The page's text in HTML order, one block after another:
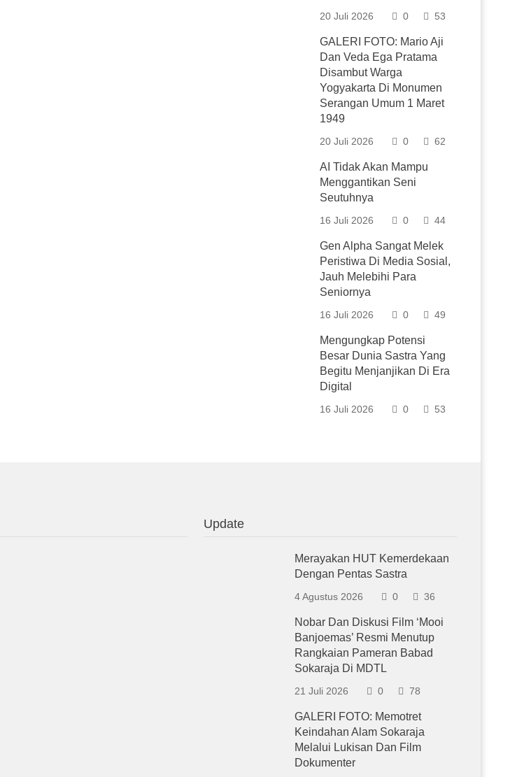
20 Juli 2026 0 53
GALERI FOTO: Mario Aji
Dan Veda Ega Pratama
Disambut Warga
Yogyakarta Di Monumen
Serangan Umum 1 Maret
1949
20 Juli 2026 0 62
AI Tidak Akan Mampu
Menggantikan Seni
Seutuhnya
16 Juli 2026 0 44
Gen Alpha Sangat Melek
Peristiwa Di Media Sosial,
Jauh Melebihi Para
Seniornya
16 Juli 2026 0 49
Mengungkap Potensi
Besar Dunia Sastra Yang
Begitu Menjanjikan Di Era
Digital
16 Juli 2026 0 53
Update
Merayakan HUT Kemerdekaan
Dengan Pentas Sastra
4 Agustus 2026 0 36
Nobar Dan Diskusi Film ‘Mooi
Banjoemas’ Resmi Menutup
Rangkaian Pameran Babad
Sokaraja Di MDTL
21 Juli 2026 0 78
GALERI FOTO: Memotret
Keindahan Alam Sokaraja
Melalui Lukisan Dan Film
Dokumenter